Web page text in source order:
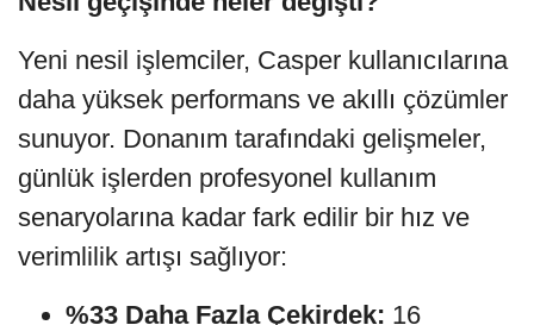
Yeni nesil işlemciler, Casper kullanıcılarına
daha yüksek performans ve akıllı çözümler
sunuyor. Donanım tarafındaki gelişmeler,
günlük işlerden profesyonel kullanım
senaryolarına kadar fark edilir bir hız ve
verimlilik artışı sağlıyor:
%33 Daha Fazla Çekirdek: 16